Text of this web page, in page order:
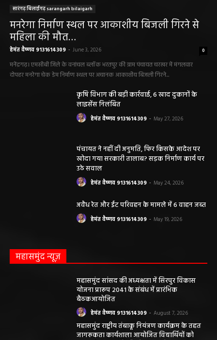
सारंगढ़ बिलाईगढ़ sarangarh bilaigarh
मनरेगा निर्माण स्थल पर आकाशीय बिजली गिरने से
महिला की मौत…
हेमंत वैष्णव 9131614309 - June 3, 2026 0
मनेंद्रगढ़। एमसीबी जिले के वनांचल ब्लॉक भरतपुर की ग्राम पंचायत चरखर में मंगलवार
दोपहर मनरेगा चेक डेम निर्माण स्थल पर अचानक आकाशीय बिजली गिरने...
कृषि विभाग की बड़ी कार्रवाई, 6 खाद दुकानों के
लाइसेंस निलंबित
हेमंत वैष्णव 9131614309 - May 27, 2026
पंचायत ने नहीं दी अनुमति, फिर किसके आदेश पर
खोदा गया सरकारी तालाब? सड़क निर्माण कार्य पर
उठे सवाल
हेमंत वैष्णव 9131614309 - May 24, 2026
अवैध रेत और ईंट परिवहन के मामले में 6 वाहन जब्त
हेमंत वैष्णव 9131614309 - May 19, 2026
महासमुंद न्यूज़
महासमुंद सांसद की अध्यक्षता में सिरपुर विकास
योजना प्रारूप 2041 के संबंध में प्रारंभिक
बैठकआयोजित
हेमंत वैष्णव 9131614309 - August 7, 2026
महासमुंद राष्ट्रीय तंबाकू नियंत्रण कार्यक्रम के तहत
जागरूकता कार्यशाला आयोजित विद्यार्थियों को